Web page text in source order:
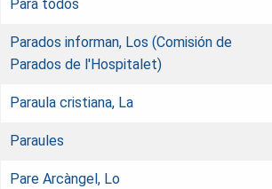
Para todos
Parados informan, Los (Comisión de
Parados de l'Hospitalet)
Paraula cristiana, La
Paraules
Pare Arcàngel, Lo